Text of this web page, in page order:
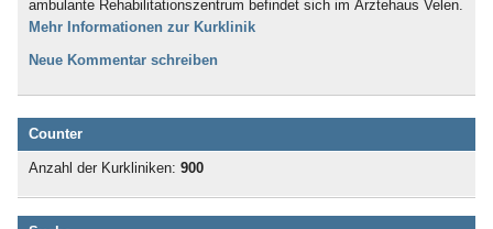
ambulante Rehabilitationszentrum befindet sich im Ärztehaus Velen.
Mehr Informationen zur Kurklinik
Neue Kommentar schreiben
Counter
Anzahl der Kurkliniken: 900